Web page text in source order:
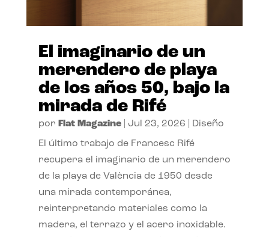
El imaginario de un
merendero de playa
de los años 50, bajo la
mirada de Rifé
por Flat Magazine| Jul 23, 2026 Diseño
El último trabajo de Francesc Rifé
recupera el imaginario de un merendero
de la playa de València de 1950 desde
una mirada contemporánea,
reinterpretando materiales como la
madera, el terrazo y el acero inoxidable.